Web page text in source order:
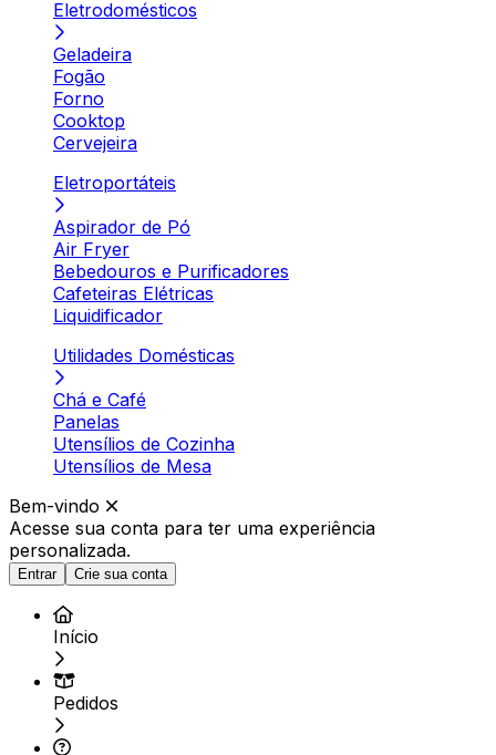
Eletrodomésticos
Geladeira
Fogão
Forno
Cooktop
Cervejeira
Eletroportáteis
Aspirador de Pó
Air Fryer
Bebedouros e Purificadores
Cafeteiras Elétricas
Liquidificador
Utilidades Domésticas
Chá e Café
Panelas
Utensílios de Cozinha
Utensílios de Mesa
Bem-vindo
Acesse sua conta para ter uma experiência
personalizada.
Entrar Crie sua conta
Início
Pedidos